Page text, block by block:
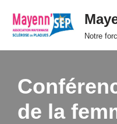
Aller
Notre
de la